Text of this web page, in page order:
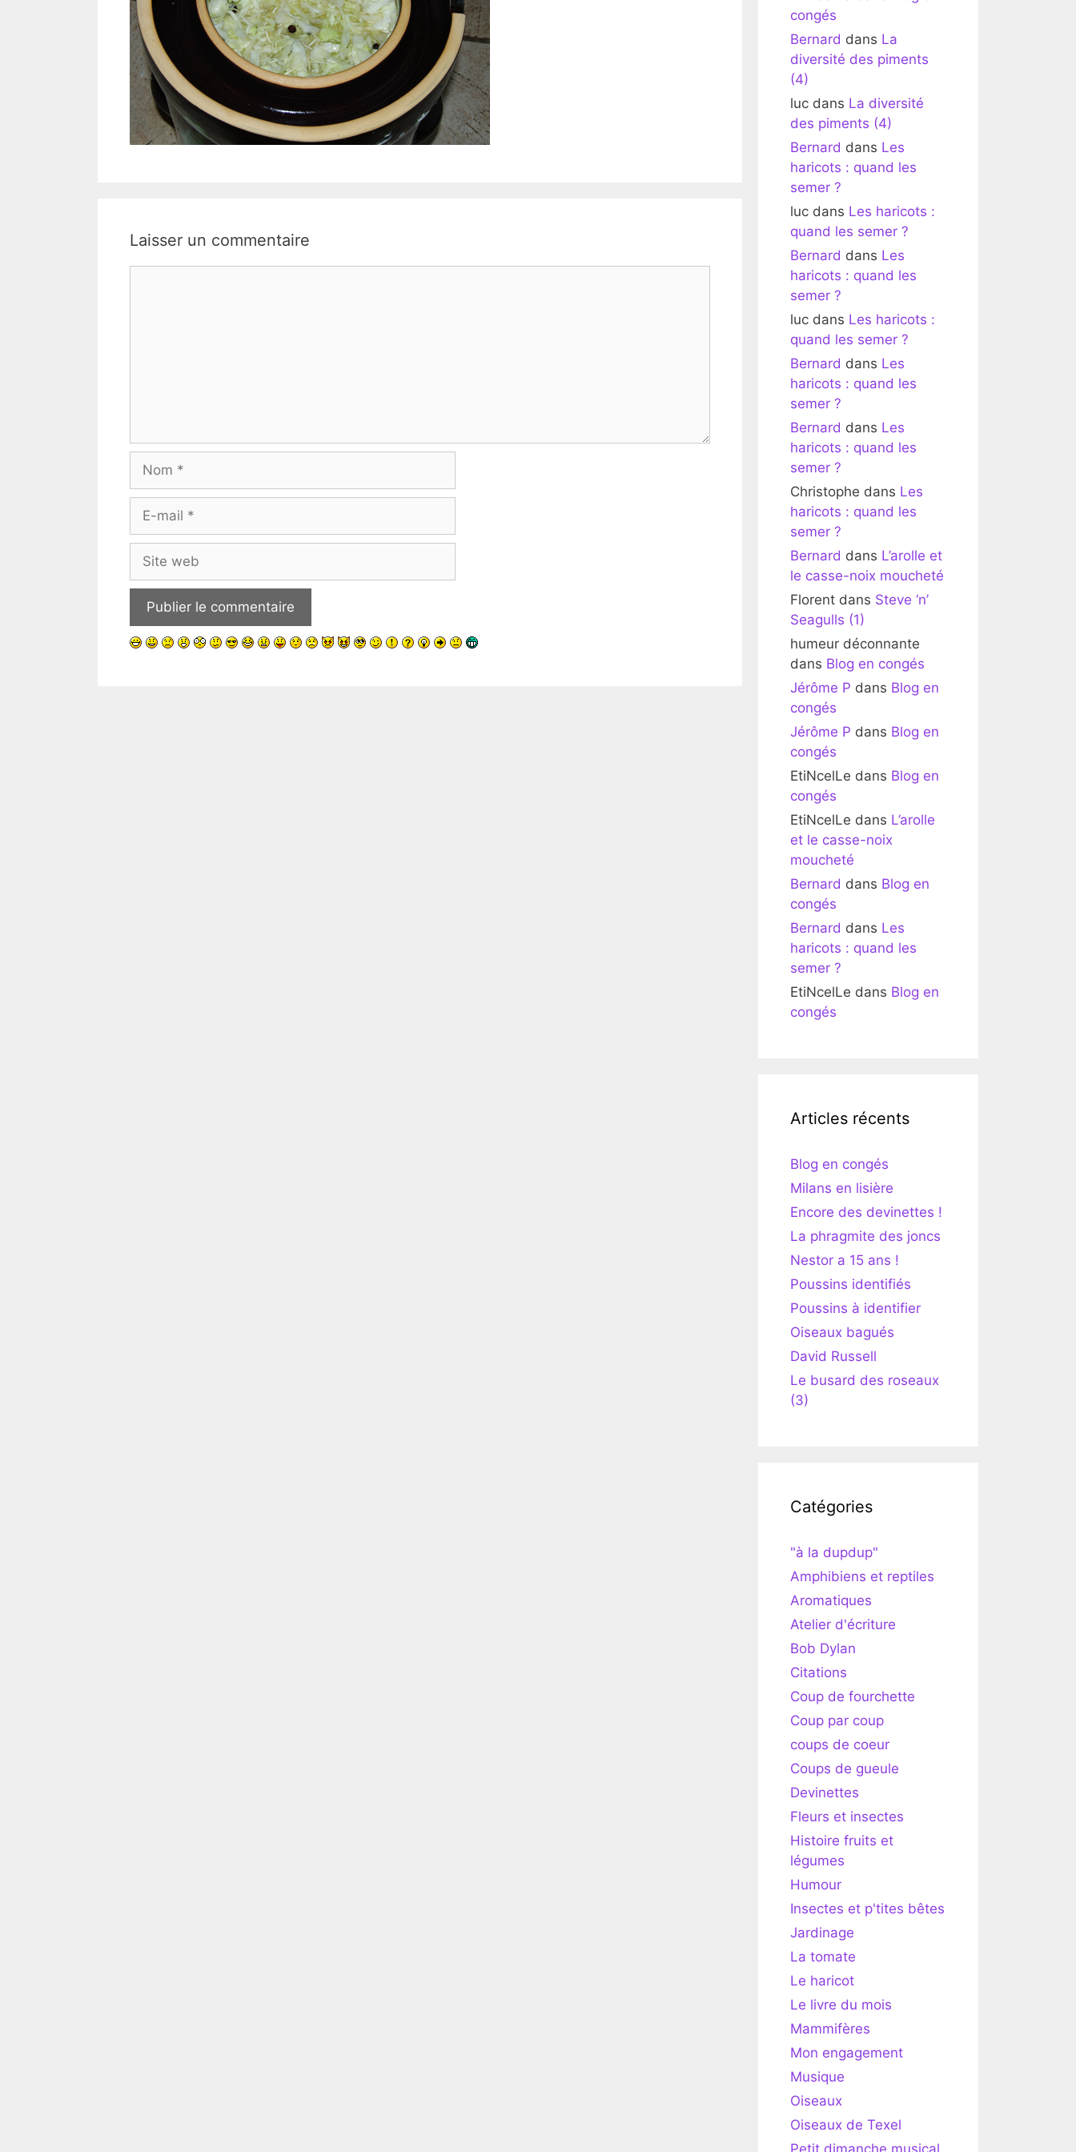
Laisser un commentaire
mail
web
congés
Bernard dans La
diversité des piments
(4)
luc dans La diversité
des piments (4)
Bernard dans Les
haricots : quand les
semer ?
luc dans Les haricots :
quand les semer ?
Bernard dans Les
haricots : quand les
semer ?
luc dans Les haricots :
quand les semer ?
Bernard dans Les
haricots : quand les
semer ?
Bernard dans Les
haricots : quand les
semer ?
Christophe dans Les
haricots : quand les
semer ?
Bernard dans L’arolle et
le casse-noix moucheté
Florent dans Steve ‘n’
Seagulls (1)
humeur déconnante
dans Blog en congés
Jérôme P dans Blog en
congés
Jérôme P dans Blog en
congés
EtiNcelLe dans Blog en
congés
EtiNcelLe dans L’arolle
et le casse-noix
moucheté
Bernard dans Blog en
congés
Bernard dans Les
haricots : quand les
semer ?
EtiNcelLe dans Blog en
congés
Articles récents
Blog en congés
Milans en lisière
Encore des devinettes !
La phragmite des joncs
Nestor a 15 ans !
Poussins identifiés
Poussins à identifier
Oiseaux bagués
David Russell
Le busard des roseaux
(3)
Catégories
"à la dupdup"
Amphibiens et reptiles
Aromatiques
Atelier d'écriture
Bob Dylan
Citations
Coup de fourchette
Coup par coup
coups de coeur
Coups de gueule
Devinettes
Fleurs et insectes
Histoire fruits et
légumes
Humour
Insectes et p'tites bêtes
Jardinage
La tomate
Le haricot
Le livre du mois
Mammifères
Mon engagement
Musique
Oiseaux
Oiseaux de Texel
Petit dimanche musical